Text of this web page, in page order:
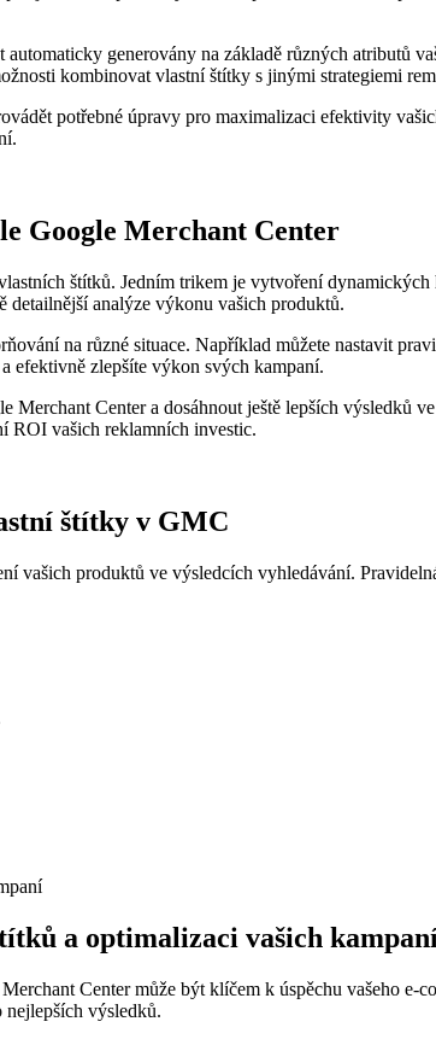
generovány na základě různých atributů
kombinovat vlastní štítky s jinými strategiemi
potřebné úpravy pro maximalizaci efektivity
Google Merchant Center
štítků. Jedním trikem je vytvoření
detailnější analýze výkonu vašich produktů.
na různé situace. Například můžete nastavit
efektivně zlepšíte výkon svých kampaní.
Center a dosáhnout ještě lepších výsledků
ROI vašich reklamních investic.
štítky v GMC
vašich produktů ve výsledcích vyhledávání.
a optimalizaci vašich
Center může být klíčem k úspěchu vašeho e-
nejlepších výsledků.